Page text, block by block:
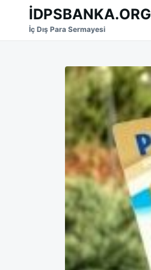
Search
for:
İDPSBANKA.ORG
İç Dış Para Sermayesi